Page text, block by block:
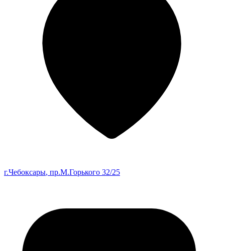
г.Чебоксары, пр.М.Горького 32/25